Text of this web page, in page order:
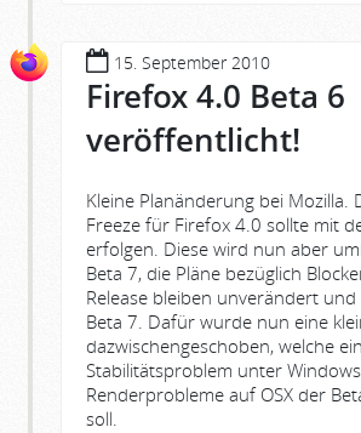
15. September 2010
Firefox 4.0 Beta 6
veröffentlicht!
Kleine Planänderung bei Mozilla.
Freeze für Firefox 4.0 sollte mit
erfolgen. Diese wird nun aber
Beta 7, die Pläne bezüglich
Release bleiben unverändert
Beta 7. Dafür wurde nun eine
dazwischengeschoben, welche ein
Stabilitätsproblem unter
Renderprobleme auf OSX der
soll.